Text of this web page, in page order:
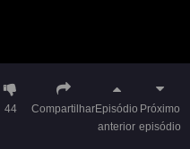
44 CompartilharEpisódio
anterior
Próximo
episódio